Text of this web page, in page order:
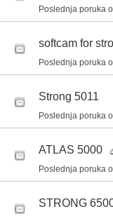
Poslednja poruka
softcam for
Poslednja poruka
Strong 5011
Poslednja poruka
ATLAS 5000
Poslednja poruka
STRONG